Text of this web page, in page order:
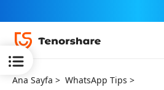
Ana Sayfa > WhatsApp Tips >